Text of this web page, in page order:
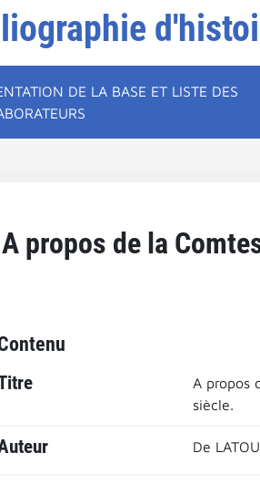
DE LA BASE ET LISTE DES
A propos de la
A propos
siècle.
De